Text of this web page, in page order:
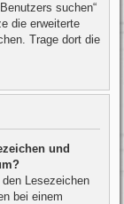
suchen“
die erweiterte
Trage dort die
und
Lesezeichen
bei einem